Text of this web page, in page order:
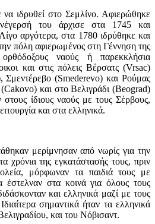
ιδρυθεί στο Σεμλίνο. Αφιερώθηκε
του άρχισε στα 1745 και
αργότερα, στα 1780 ιδρύθηκε και
πόλη αφιερωμένος στη Γέννηση της
ναούς ή παρεκκλήσια
και στις πόλεις Βέρσατς (Vrsac)
Σμεντέρεβο (Smederevo) και Ρούμας
και στο Βελιγράδι (Beograd)
στους ίδιους ναούς με τους Σέρβους,
και στα ελληνικά.
μερίμνησαν από νωρίς για την
χρόνια της εγκατάστασής τους, πριν
μόρφωναν τα παιδιά τους με
έστελναν στα κοινά για όλους τους
και ελληνικά μαζί με τους
σημαντικά ήταν τα ελληνικά
και του Νόβισαντ.